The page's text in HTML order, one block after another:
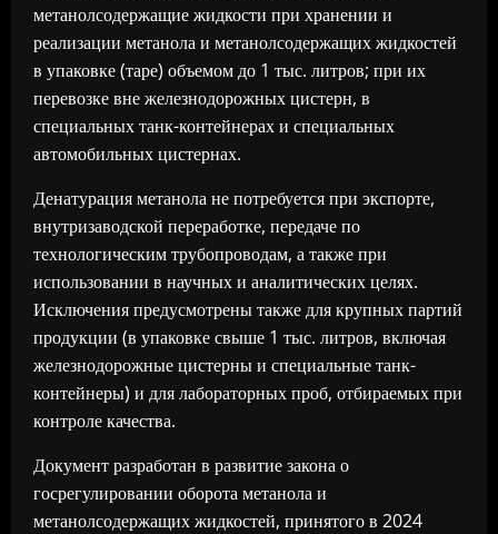
метанолсодержащие жидкости при хранении и
реализации метанола и метанолсодержащих жидкостей
в упаковке (таре) объемом до 1 тыс. литров; при их
перевозке вне железнодорожных цистерн, в
специальных танк-контейнерах и специальных
автомобильных цистернах.
Денатурация метанола не потребуется при экспорте,
внутризаводской переработке, передаче по
технологическим трубопроводам, а также при
использовании в научных и аналитических целях.
Исключения предусмотрены также для крупных партий
продукции (в упаковке свыше 1 тыс. литров, включая
железнодорожные цистерны и специальные танк-
контейнеры) и для лабораторных проб, отбираемых при
контроле качества.
Документ разработан в развитие закона о
госрегулировании оборота метанола и
метанолсодержащих жидкостей, принятого в 2024